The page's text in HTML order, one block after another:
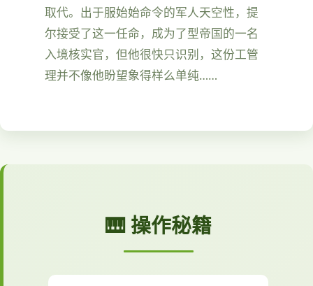
取代。出于服始始命令的军人天空性，提
尔接受了这一任命，成为了型帝国的一名
入境核实官，但他很快只识别，这份工管
理并不像他盼望象得样么单纯……
🎹 操作秘籍